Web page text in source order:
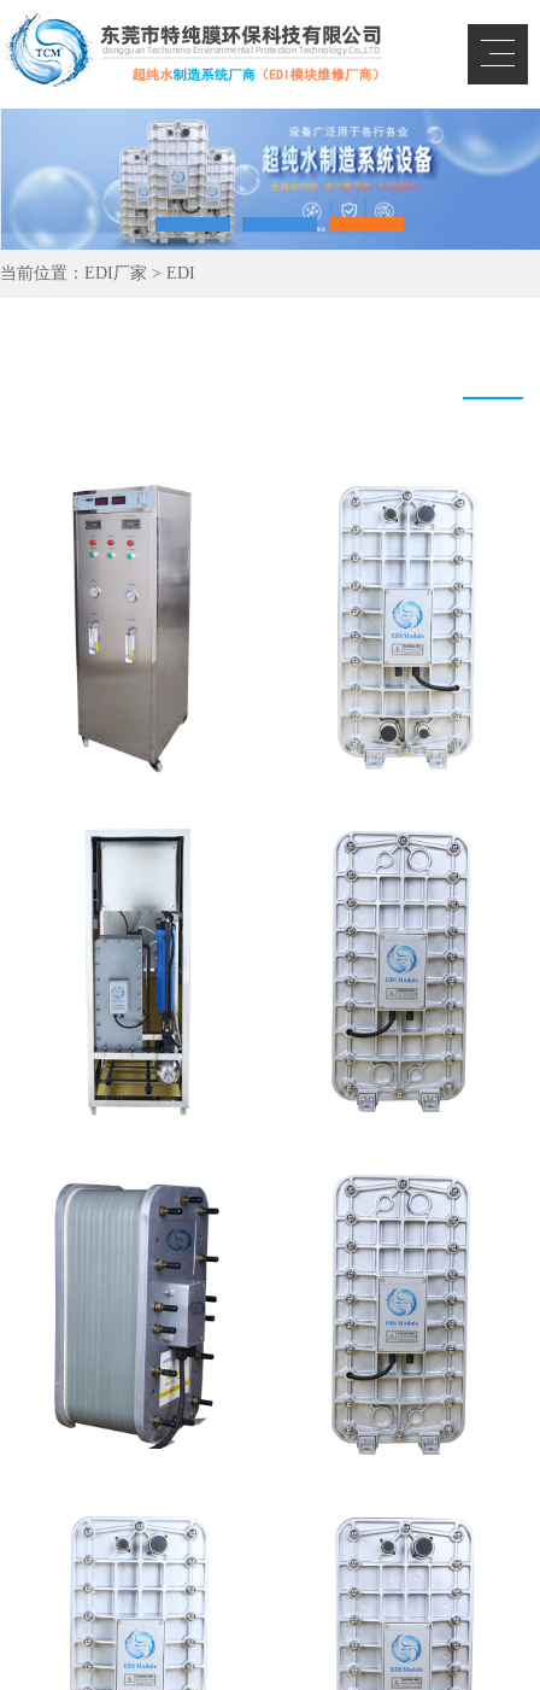
当前位置： EDI厂家 > EDI
全封闭EDI超纯水处理设
备
MK-TC300 EDI超纯水
处理设备
MK-TC100 EDI设备
MK-TC100 EDI超纯水
处理设备
PureTec （浦睿）EDI模
块维修
MK-TC100 EDI超纯水
处理设备